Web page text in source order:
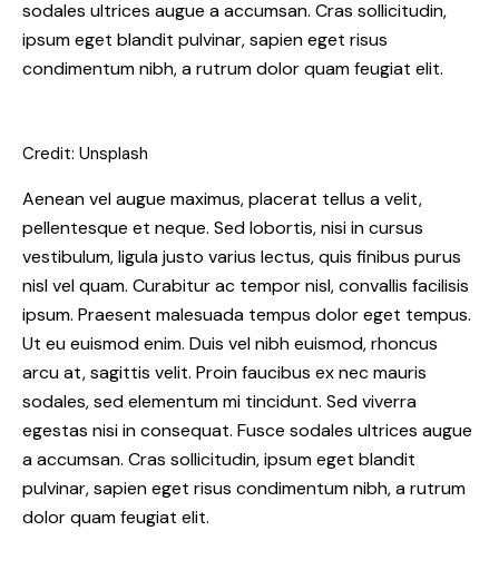
sodales ultrices augue a accumsan. Cras sollicitudin,
ipsum eget blandit pulvinar, sapien eget risus
condimentum nibh, a rutrum dolor quam feugiat elit.
Credit: Unsplash
Aenean vel augue maximus, placerat tellus a velit,
pellentesque et neque. Sed lobortis, nisi in cursus
vestibulum, ligula justo varius lectus, quis finibus purus
nisl vel quam. Curabitur ac tempor nisl, convallis facilisis
ipsum. Praesent malesuada tempus dolor eget tempus.
Ut eu euismod enim. Duis vel nibh euismod, rhoncus
arcu at, sagittis velit. Proin faucibus ex nec mauris
sodales, sed elementum mi tincidunt. Sed viverra
egestas nisi in consequat. Fusce sodales ultrices augue
a accumsan. Cras sollicitudin, ipsum eget blandit
pulvinar, sapien eget risus condimentum nibh, a rutrum
dolor quam feugiat elit.